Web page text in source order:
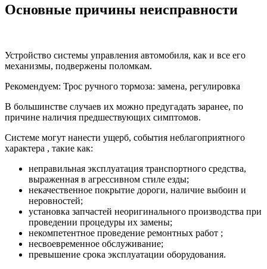
Основные причины неисправности
Устройство системы управления автомобиля, как и все его
механизмы, подвержены поломкам.
Рекомендуем: Трос ручного тормоза: замена, регулировка
В большинстве случаев их можно предугадать заранее, по
причине наличия предшествующих симптомов.
Системе могут нанести ущерб, события неблагоприятного
характера , такие как:
неправильная эксплуатация транспортного средства,
выраженная в агрессивном стиле езды;
некачественное покрытие дороги, наличие выбоин и
неровностей;
установка запчастей неоригинального производства при
проведении процедуры их замены;
некомпетентное проведение ремонтных работ ;
несвоевременное обслуживание;
превышение срока эксплуатации оборудования.